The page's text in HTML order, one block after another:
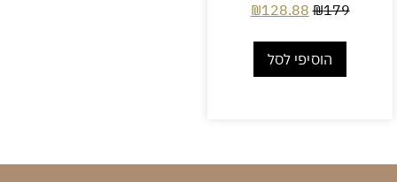
₪179
₪128.88
הוסיפי לסל